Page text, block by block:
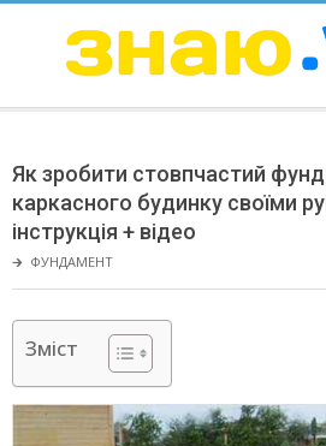
ЗНАЮ
Menu
Як зробити стовпчастий
каркасного будинку своїми
інструкція + відео
🡲 ФУНДАМЕНТ
Зміст